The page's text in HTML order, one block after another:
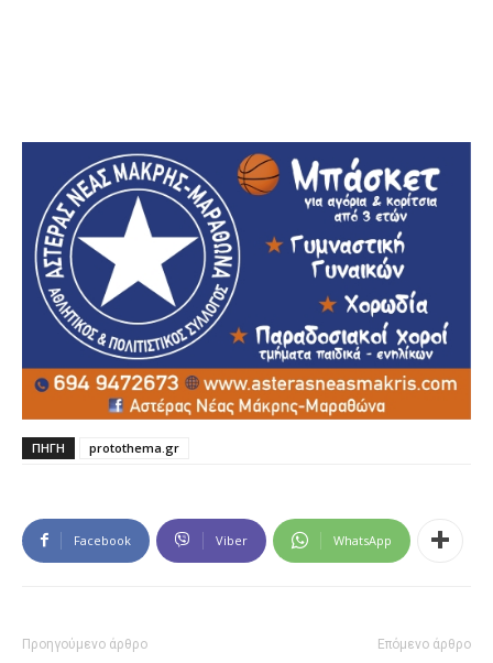
ΠΗΓΗ protothema.gr
Facebook Viber WhatsApp
Προηγούμενο άρθρο Επόμενο άρθρο